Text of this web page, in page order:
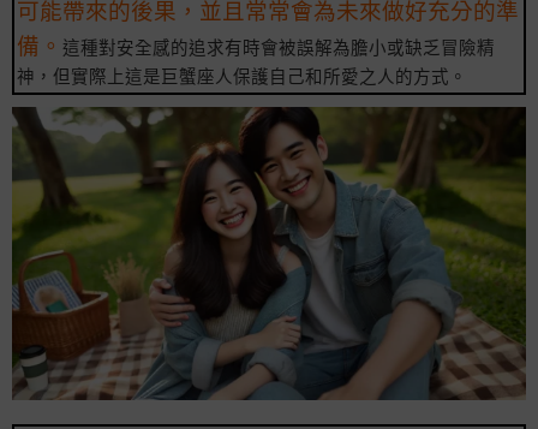
可能帶來的後果，並且常常會為未來做好充分的準
備。 這種對安全感的追求有時會被誤解為膽小或缺乏冒險精
神，但實際上這是巨蟹座人保護自己和所愛之人的方式。